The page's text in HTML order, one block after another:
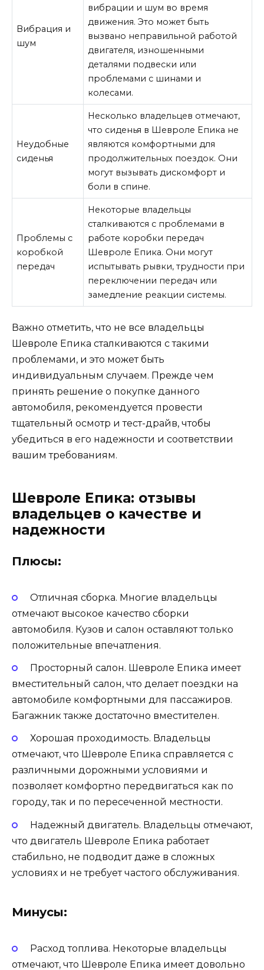
Вибрация и
шум
вибрации и шум во время
движения. Это может быть
вызвано неправильной работой
двигателя, изношенными
деталями подвески или
проблемами с шинами и
колесами.
Неудобные
сиденья
Несколько владельцев отмечают,
что сиденья в Шевроле Епика не
являются комфортными для
продолжительных поездок. Они
могут вызывать дискомфорт и
боли в спине.
Проблемы с
коробкой
передач
Некоторые владельцы
сталкиваются с проблемами в
работе коробки передач
Шевроле Епика. Они могут
испытывать рывки, трудности при
переключении передач или
замедление реакции системы.
Важно отметить, что не все владельцы
Шевроле Епика сталкиваются с такими
проблемами, и это может быть
индивидуальным случаем. Прежде чем
принять решение о покупке данного
автомобиля, рекомендуется провести
тщательный осмотр и тест-драйв, чтобы
убедиться в его надежности и соответствии
вашим требованиям.
Шевроле Епика: отзывы
владельцев о качестве и
надежности
Плюсы:
Отличная сборка. Многие владельцы
отмечают высокое качество сборки
автомобиля. Кузов и салон оставляют только
положительные впечатления.
Просторный салон. Шевроле Епика имеет
вместительный салон, что делает поездки на
автомобиле комфортными для пассажиров.
Багажник также достаточно вместителен.
Хорошая проходимость. Владельцы
отмечают, что Шевроле Епика справляется с
различными дорожными условиями и
позволяет комфортно передвигаться как по
городу, так и по пересеченной местности.
Надежный двигатель. Владельцы отмечают,
что двигатель Шевроле Епика работает
стабильно, не подводит даже в сложных
условиях и не требует частого обслуживания.
Минусы:
Расход топлива. Некоторые владельцы
отмечают, что Шевроле Епика имеет довольно